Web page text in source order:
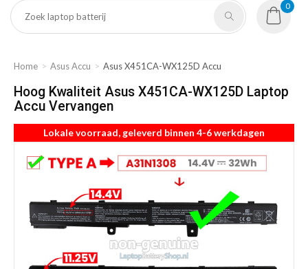
0
Home Asus Accu Asus X451CA-WX125D Accu
Hoog Kwaliteit Asus X451CA-WX125D Laptop
Accu Vervangen
Lokale voorraad, geleverd binnen 4-6 werkdagen